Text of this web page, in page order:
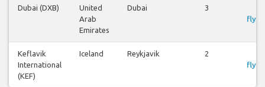
Dubai (DXB)
United
Arab
Emirates
Dubai 3
Keflavik
International
(KEF)
Iceland Reykjavik 2